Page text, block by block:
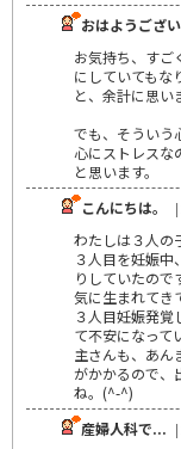
おはようござい
お気持ち、すご
にしていてもな
と、余計に思い
でも、そういう
心にストレスな
と思います。
こんにちは。
わたしは３人の
３人目を妊娠
りしていたの
気に生まれてき
３人目妊娠発
て不安になって
主さんも、あん
がかかるので、
ね。(^-^)
産婦人科で...